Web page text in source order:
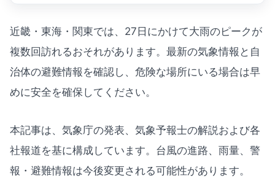
近畿・東海・関東では、27日にかけて大雨のピークが
複数回訪れるおそれがあります。最新の気象情報と自
治体の避難情報を確認し、危険な場所にいる場合は早
めに安全を確保してください。
本記事は、気象庁の発表、気象予報士の解説および各
社報道を基に構成しています。台風の進路、雨量、警
報・避難情報は今後変更される可能性があります。